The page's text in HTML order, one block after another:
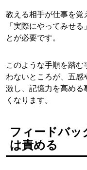
教える相手が仕事を覚
「実際にやってみせ
とが必要です。
このような手順を踏
わないところが、五感
激し、記憶力を高める
くなります。
フィードバッ
は責める